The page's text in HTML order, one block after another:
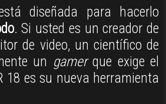
diseñada para hacerlo
. Si usted es un creador de
de video, un científico de
un gamerque exige el
18 es su nueva herramienta